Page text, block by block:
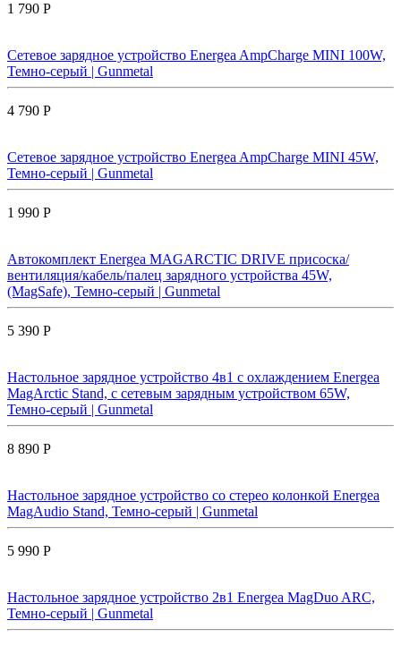
1 790 Р
Сетевое зарядное устройство Energea AmpCharge MINI 100W,
Темно-серый | Gunmetal
4 790 Р
Сетевое зарядное устройство Energea AmpCharge MINI 45W,
Темно-серый | Gunmetal
1 990 Р
Автокомплект Energea MAGARCTIC DRIVE присоска/
вентиляция/кабель/палец зарядного устройства 45W,
(MagSafe), Темно-серый | Gunmetal
5 390 Р
Настольное зарядное устройство 4в1 с охлаждением Energea
MagArctic Stand, с сетевым зарядным устройством 65W,
Темно-серый | Gunmetal
8 890 Р
Настольное зарядное устройство со стерео колонкой Energea
MagAudio Stand, Темно-серый | Gunmetal
5 990 Р
Настольное зарядное устройство 2в1 Energea MagDuo ARC,
Темно-серый | Gunmetal